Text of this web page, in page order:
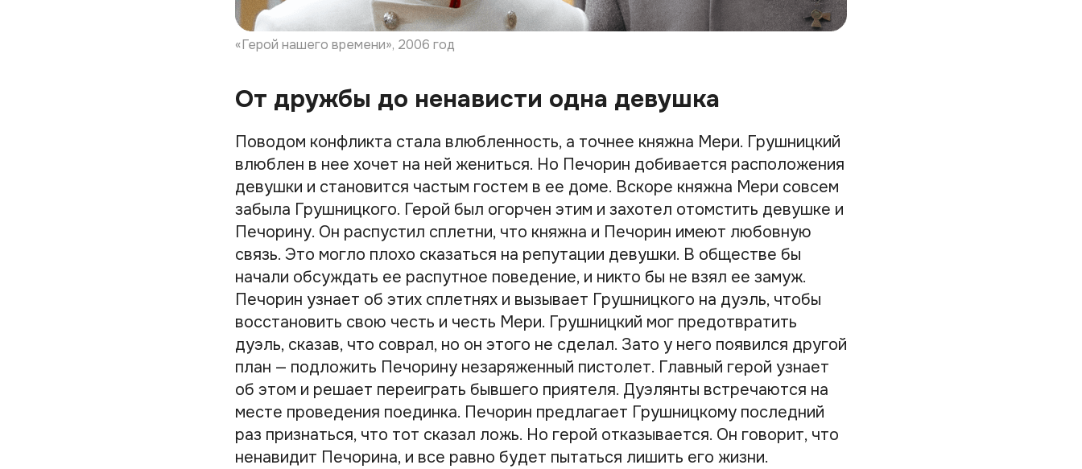
«Герой нашего времени», 2006 год
От дружбы до ненависти одна девушка
Поводом конфликта стала влюбленность, а точнее княжна Мери. Грушницкий
влюблен в нее хочет на ней жениться. Но Печорин добивается расположения
девушки и становится частым гостем в ее доме. Вскоре княжна Мери совсем
забыла Грушницкого. Герой был огорчен этим и захотел отомстить девушке и
Печорину. Он распустил сплетни, что княжна и Печорин имеют любовную
связь. Это могло плохо сказаться на репутации девушки. В обществе бы
начали обсуждать ее распутное поведение, и никто бы не взял ее замуж.
Печорин узнает об этих сплетнях и вызывает Грушницкого на дуэль, чтобы
восстановить свою честь и честь Мери. Грушницкий мог предотвратить
дуэль, сказав, что соврал, но он этого не сделал. Зато у него появился другой
план — подложить Печорину незаряженный пистолет. Главный герой узнает
об этом и решает переиграть бывшего приятеля. Дуэлянты встречаются на
месте проведения поединка. Печорин предлагает Грушницкому последний
раз признаться, что тот сказал ложь. Но герой отказывается. Он говорит, что
ненавидит Печорина, и все равно будет пытаться лишить его жизни.